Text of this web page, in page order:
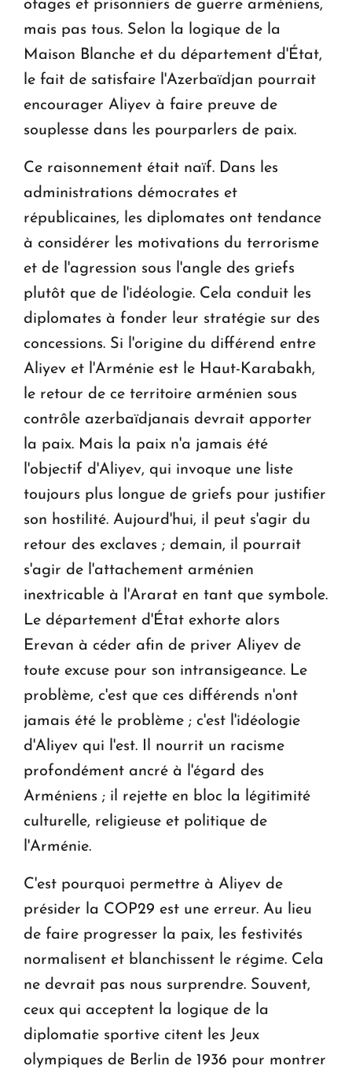
otages et prisonniers de guerre arméniens,
mais pas tous. Selon la logique de la
Maison Blanche et du département d'État,
le fait de satisfaire l'Azerbaïdjan pourrait
encourager Aliyev à faire preuve de
souplesse dans les pourparlers de paix.
Ce raisonnement était naïf. Dans les
administrations démocrates et
républicaines, les diplomates ont tendance
à considérer les motivations du terrorisme
et de l'agression sous l'angle des griefs
plutôt que de l'idéologie. Cela conduit les
diplomates à fonder leur stratégie sur des
concessions. Si l'origine du différend entre
Aliyev et l'Arménie est le Haut-Karabakh,
le retour de ce territoire arménien sous
contrôle azerbaïdjanais devrait apporter
la paix. Mais la paix n'a jamais été
l'objectif d'Aliyev, qui invoque une liste
toujours plus longue de griefs pour justifier
son hostilité. Aujourd'hui, il peut s'agir du
retour des exclaves ; demain, il pourrait
s'agir de l'attachement arménien
inextricable à l'Ararat en tant que symbole.
Le département d'État exhorte alors
Erevan à céder afin de priver Aliyev de
toute excuse pour son intransigeance. Le
problème, c'est que ces différends n'ont
jamais été le problème ; c'est l'idéologie
d'Aliyev qui l'est. Il nourrit un racisme
profondément ancré à l'égard des
Arméniens ; il rejette en bloc la légitimité
culturelle, religieuse et politique de
l'Arménie.
C'est pourquoi permettre à Aliyev de
présider la COP29 est une erreur. Au lieu
de faire progresser la paix, les festivités
normalisent et blanchissent le régime. Cela
ne devrait pas nous surprendre. Souvent,
ceux qui acceptent la logique de la
diplomatie sportive citent les Jeux
olympiques de Berlin de 1936 pour montrer